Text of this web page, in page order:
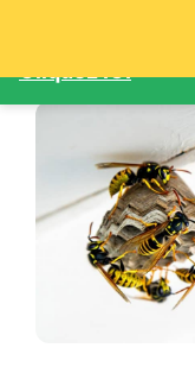
QUI SOMMES
NEWSROOM
TARIFS
Passer
Une demande